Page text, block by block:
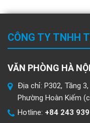
CÔNG TY TNHH
VĂN PHÒNG HÀ NỘI
Địa chỉ: P302, Tầng
Phường Hoàn Kiếm
Hotline: +84 243